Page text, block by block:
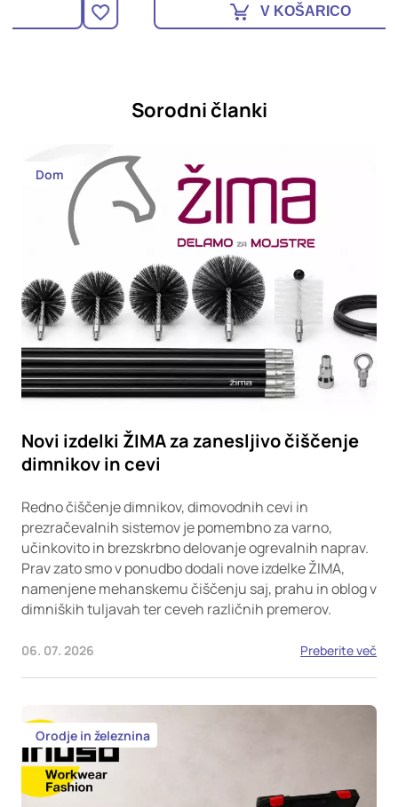
V KOŠARICO
Sorodni članki
Dom
Novi izdelki ŽIMA za zanesljivo čiščenje
dimnikov in cevi
Redno čiščenje dimnikov, dimovodnih cevi in
prezračevalnih sistemov je pomembno za varno,
učinkovito in brezskrbno delovanje ogrevalnih naprav.
Prav zato smo v ponudbo dodali nove izdelke ŽIMA,
namenjene mehanskemu čiščenju saj, prahu in oblog v
dimniških tuljavah ter ceveh različnih premerov.
06. 07. 2026 Preberite več
Orodje in železnina